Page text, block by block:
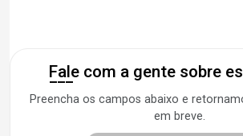
Fale com a gente sobre
Preencha os campos abaixo e
em breve.